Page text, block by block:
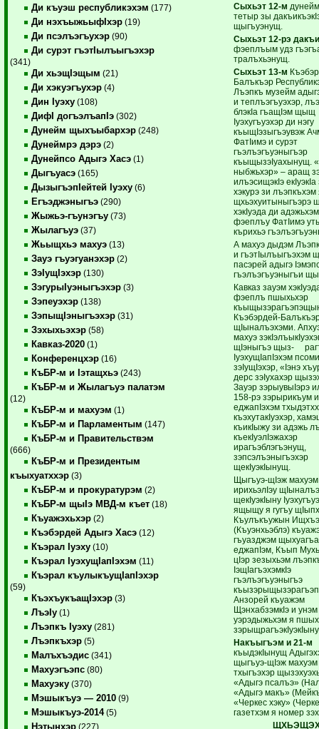
Ди къуэш республикэхэм (177)
Ди нэхъыжьыфIхэр (19)
Ди псэлъэгъухэр (90)
Ди сурэт гъэтIылъыгъэхэр
(341)
Ди хьэщIэщым (21)
Ди хэкуэгъухэр (4)
Дин Iуэху (108)
ДифI догъэлъапIэ (302)
Дунейм щыхъыбархэр (248)
Дунеймрэ дэрэ (2)
Дунейпсо Адыгэ Хасэ (1)
Дыгъуасэ (165)
ДызыгъэпIейтей Iуэху (6)
Егъэджэныгъэ (290)
Жыжьэ-гъунэгъу (73)
Жылагъуэ (37)
Жьыщхьэ махуэ (13)
Зауэ гъуэгуанэхэр (2)
ЗэIущIэхэр (130)
ЗэгурыIуэныгъэхэр (3)
Зэпеуэхэр (138)
ЗэпыщIэныгъэхэр (31)
Зэхыхьэхэр (58)
Кавказ-2020 (1)
Конференцхэр (16)
КъБР-м и Iэтащхьэ (243)
КъБР-м и Жылагъуэ палатэм
(12)
КъБР-м и махуэм (1)
КъБР-м и Парламентым (147)
КъБР-м и Правительствэм
(666)
КъБР-м и Президентым
къыхуатххэр (3)
КъБР-м и прокуратурэм (2)
КъБР-м щыIэ МВД-м къет (18)
Къуажэхьхэр (2)
Къэбэрдей Адыгэ Хасэ (12)
Къэрал Iуэху (10)
Къэрал IуэхущIапIэхэм (11)
Къэрал къулыкъущIапIэхэр
(59)
КъэхъукъащIэхэр (3)
ЛъэIу (1)
Лъэпкъ Iуэху (281)
Лъэпкъхэр (5)
Малъхъэдис (341)
Махуэгъэпс (80)
Махуэку (370)
Мэшыкъуэ — 2010 (9)
Мэшыкъуэ-2014(5)
Нэтынхэр (227)
Сыхьэт 12-м
тетыр зы
щыгъуэнущ.
Сыхьэт 12-рэ
фэеплъым удз
тралъхьэнущ.
Сыхьэт 13-м
Балъкъэр
Лъэпкъ музейм
и теплъэгъуэхэр,
блэкIа гъащIэм щыщ
Iуэхугъуэхэр ди нэгу
къыщIэзыгъэувэж
ФатIимэ и сурэт
гъэлъэгъуэныгъэр
къыщызэIуахынущ.
ныбжьхэр» – аращ
илъэсищэкIэ екIуэкIа
хэкурэ зи лъэпкъхэм
щхьэхуитыныгъэрэ
хэкIуэда ди
фэеплъу ФатIимэ
кърихьэ
А махуэ дыдэм
и гъэтIылъыгъэхэм
пасэрей адыгэ
гъэлъэгъуэныгъи
Кавказ зауэм
фэеплъ пшыхьхэр
Къэбэрдей-
щIыналъэхэми.
махуэ
щIэныгъэ щыз-
IуэхущIапIэхэм псоми
зэIущIэхэр, «Iэнэ
дерс зэIухахэр
Зауэр зэрыувыIэрэ
158-рэ зэрырикъум
еджапIэхэм
къэхутакIуэхэр,
къикIыжу зи адэжь
къекIуэлIэжахэр
ирагъэблэгъэнущ,
зэпсэлъэныгъэхэр
щекIуэкIынущ.
Щыгъуэ-щIэж махуэм
ирихьэлIэу
щекIуэкIыну
ящыщу я гугъу
Къулъкъужын
(Къуэнхьэблэ)
гъуазджэм
еджапIэм, Къып
цIэр зезыхьэм
IэщIагъэхэмкIэ
гъэлъэгъуэныгъэ
Анзорей къуажэм
ЩэнхабзэмкIэ и унэм
уэрэдыжьхэм я
Накъыгъэм и 21-м
къыдэкIынущ
щыгъуэ-щIэж махуэм
тхыгъэхэр
«Адыгэ псалъэ»
«Адыгэ макъ»
«Черкес хэку»
газетхэм я номер